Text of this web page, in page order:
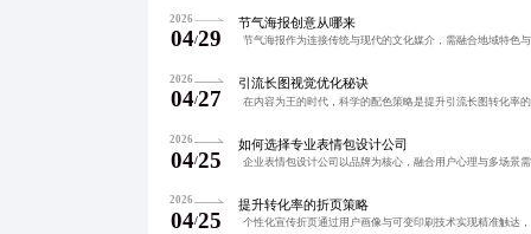
2026
04/29
节气海报创意从哪来
2026
04/27
引流长图视觉优化秘诀
2026
04/25
如何选择专业表情包设计公司
2026
04/25
提升转化率的折页策略